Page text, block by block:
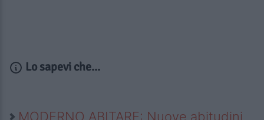
Lo sapevi che...
MODERNO ABITARE: Nuove abitudini